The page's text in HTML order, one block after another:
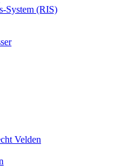
System (RIS)
Velden